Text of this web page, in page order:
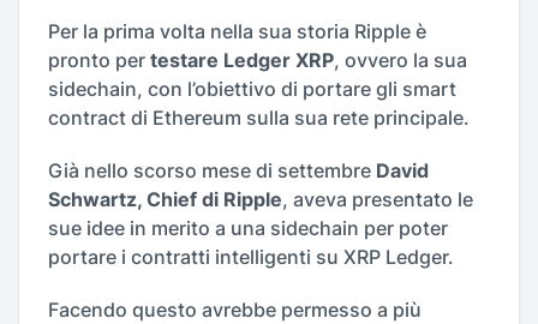
Per la prima volta nella sua storia Ripple è
pronto per testare Ledger XRP, ovvero la sua
sidechain, con l’obiettivo di portare gli smart
contract di Ethereum sulla sua rete principale.
Già nello scorso mese di settembre David
Schwartz, Chief di Ripple, aveva presentato le
sue idee in merito a una sidechain per poter
portare i contratti intelligenti su XRP Ledger.
Facendo questo avrebbe permesso a più